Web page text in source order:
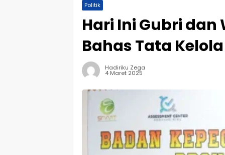
Politik
Hari Ini Gubri dan
Bahas Tata
Hadiriku Zega
4 Maret 2025